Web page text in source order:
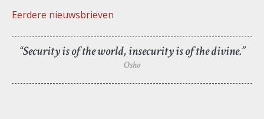
Eerdere nieuwsbrieven
“Security is of the world, insecurity is of the divine.”
Osho